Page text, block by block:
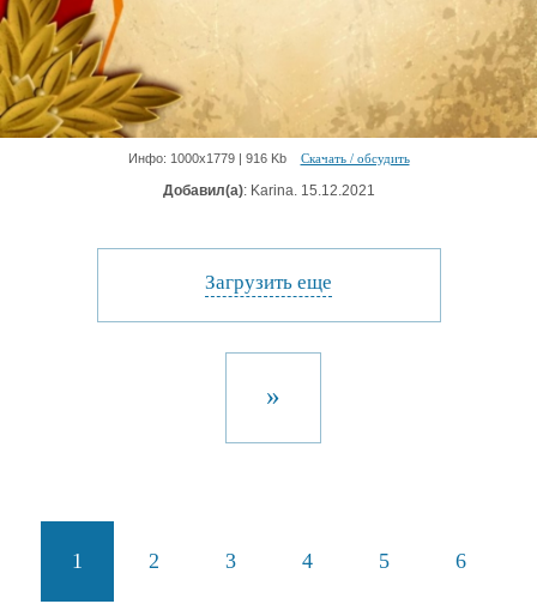
Инфо: 1000х1779 | 916 Kb Скачать / обсудить
Добавил(а): Karina. 15.12.2021
Загрузить еще
»
1 2 3 4 5 6